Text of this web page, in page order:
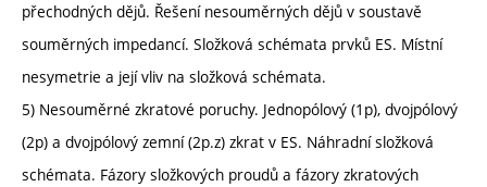
přechodných dějů. Řešení nesouměrných dějů v soustavě
souměrných impedancí. Složková schémata prvků ES. Místní
nesymetrie a její vliv na složková schémata.
5) Nesouměrné zkratové poruchy. Jednopólový (1p), dvojpólový
(2p) a dvojpólový zemní (2p.z) zkrat v ES. Náhradní složková
schémata. Fázory složkových proudů a fázory zkratových